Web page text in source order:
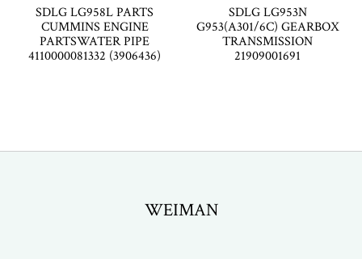
SDLG LG958L PARTS
CUMMINS ENGINE
PARTSWATER PIPE
4110000081332 (3906436)
SDLG LG953N
G953(A301/6C) GEARBOX
TRANSMISSION
21909001691
WEIMAN